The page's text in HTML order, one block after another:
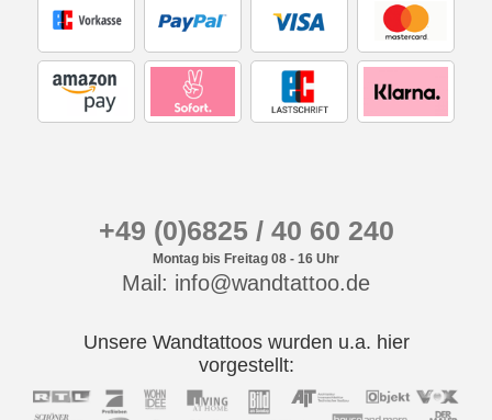
+49 (0)6825 / 40 60 240
Montag bis Freitag 08 - 16 Uhr
Mail: info@wandtattoo.de
Unsere Wandtattoos wurden u.a. hier
vorgestellt: